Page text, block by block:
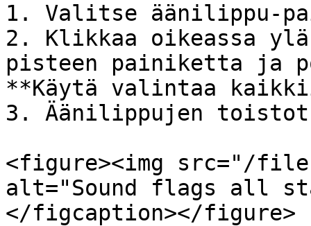
1. Valitse äänilippu-
2. Klikkaa oikeassa
pisteen painiketta ja
**Käytä valintaa
3. Äänilippujen
<figure><img src="/files/
alt="Sound flags all
</figcaption></figure>